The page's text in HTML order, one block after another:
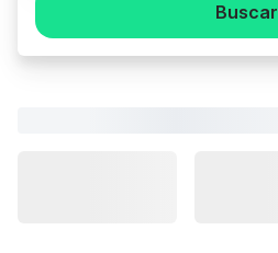
Buscar